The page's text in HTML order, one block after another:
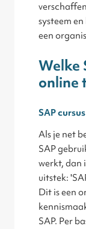
systeem
een
Welke
online
SAP
Als je net
SAP
werkt, dan
uitstek:
Dit is een
SAP. Per